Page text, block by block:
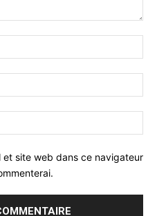
:
:
:
et site web dans ce navigateur